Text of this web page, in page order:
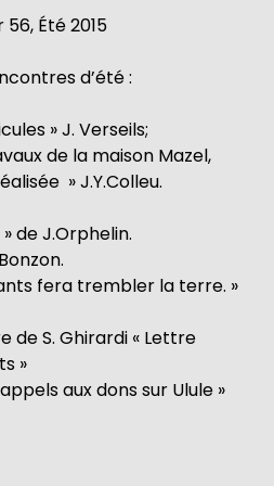
Été 2015
d’été :
» J. Verseils;
de la maison Mazel,
» J.Y.Colleu.
de J.Orphelin.
fera trembler la terre. »
de S. Ghirardi « Lettre
»
aux dons sur Ulule »